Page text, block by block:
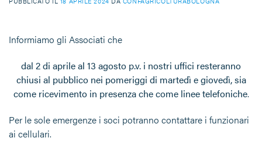
Informiamo gli Associati che
dal 2 di aprile al 13 agosto p.v. i nostri uffici resteranno
chiusi al pubblico nei pomeriggi di martedì e giovedì,sia
come ricevimento in presenza che come linee telefoniche.
Per le sole emergenze i soci potranno contattare i funzionari
ai cellulari.